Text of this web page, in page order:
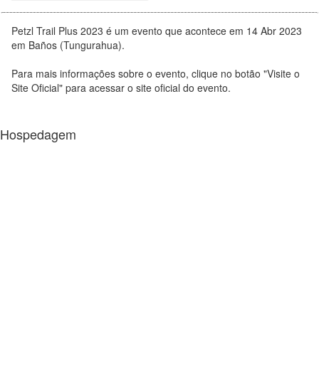
Petzl Trail Plus 2023 é um evento que acontece em 14 Abr 2023
em Baños (Tungurahua).
Para mais informações sobre o evento, clique no botão "Visite o
Site Oficial" para acessar o site oficial do evento.
Hospedagem